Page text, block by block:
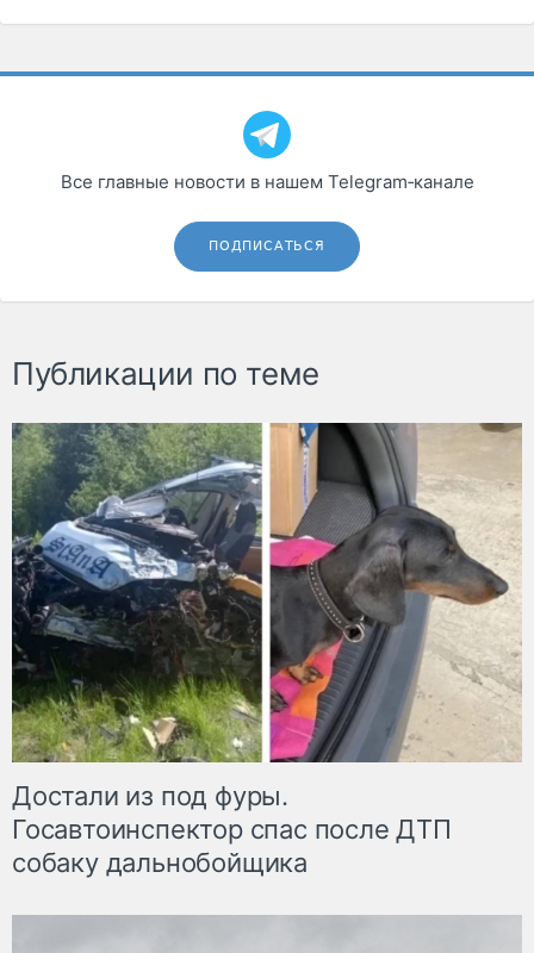
Все главные новости в нашем Telegram‑канале
ПОДПИСАТЬСЯ
Публикации по теме
Достали из под фуры.
Госавтоинспектор спас после ДТП
собаку дальнобойщика